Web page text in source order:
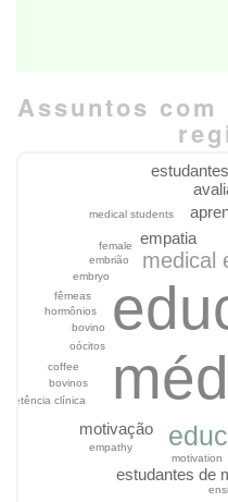
Assuntos
medical
empatia
estudantes de
motivação
bovino
embrião
empathy
embryo
bovinos
clínica
medical students
oócitos
fêmeas
motivation
coffee
female
hormônios